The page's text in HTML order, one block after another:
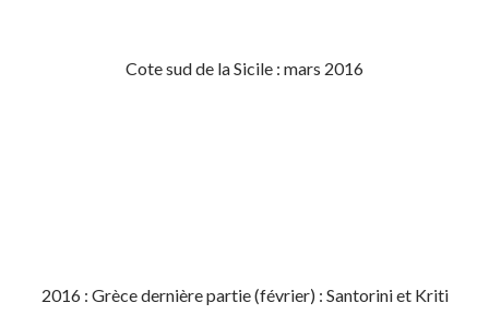
Cote sud de la Sicile : mars 2016
2016 : Grèce dernière partie (février) : Santorini et Kriti